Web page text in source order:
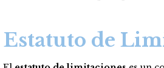
Estatuto de